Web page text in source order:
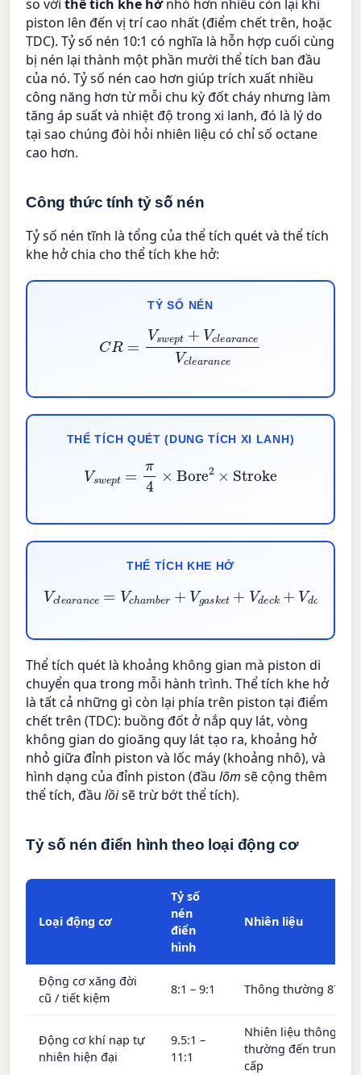
so vớithể tích khe hởnhỏ hơn nhiều còn lại khi
piston lên đến vị trí cao nhất (điểm chết trên, hoặc
TDC). Tỷ số nén 10:1 có nghĩa là hỗn hợp cuối cùng
bị nén lại thành một phần mười thể tích ban đầu
của nó. Tỷ số nén cao hơn giúp trích xuất nhiều
công năng hơn từ mỗi chu kỳ đốt cháy nhưng làm
tăng áp suất và nhiệt độ trong xi lanh, đó là lý do
tại sao chúng đòi hỏi nhiên liệu có chỉ số octane
cao hơn.
Công thức tính tỷ số nén
Tỷ số nén tĩnh là tổng của thể tích quét và thể tích
khe hở chia cho thể tích khe hở:
TỶ SỐ NÉN
Vc a a nce
THỂ TÍCH QUÉT (DUNG TÍCH XI LANH)
=π Bore2
THỂ TÍCH KHE HỞ
Vc nc e=V h m ber +V g a ske + V dec
Thể tích quét là khoảng không gian mà piston di
chuyển qua trong mỗi hành trình. Thể tích khe hở
là tất cả những gì còn lại phía trên piston tại điểm
chết trên (TDC): buồng đốt ở nắp quy lát, vòng
không gian do gioăng quy lát tạo ra, khoảng hở
nhỏ giữa đỉnh piston và lốc máy (khoảng nhô), và
hình dạng của đỉnh piston (đầulõm sẽ cộng thêm
thể tích, đầulồisẽ trừ bớt thể tích).
Tỷ số nén điển hình theo loại động cơ
Loại động cơ
Tỷ số
nén
điển
hình
Nhiên liệu
Động cơ xăng đời
cũ / tiết kiệm
8:1 – 9:1 Thông thường 87
Động cơ khí nạp tự
nhiên hiện đại
9.5:1 –
11:1
Nhiên liệu thông
thường đến trung
cấp